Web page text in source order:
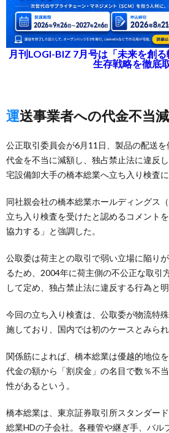
月刊LOGI-BIZ 7月号は「未来を創
生存戦略を徹底
運送事業者への代金不当
公正取引委員会が6月11日、製品の配送
代金を不当に減額し、独占禁止法に違反
宅設備卸大手の橋本総業へ立ち入り検査
同社親会社の橋本総業ホールディングス
立ち入り検査を受けたと認めるコメント
協力する」と強調した。
公取委は荷主との取引で弱い立場に陥り
るため、2004年に荷主側の不公正な取引
して定め、独占禁止法に違反する行為と明
今回の立ち入り検査は、公取委が物流特
施しており、国内では初のケースとみられ
関係筋によれば、橋本総業は優越的地位
代金の額から「割戻金」の名目で数％不
性があるという。
橋本総業は、東京証券取引所スタンダー
総業HDの子会社。各種管や継ぎ手、バル